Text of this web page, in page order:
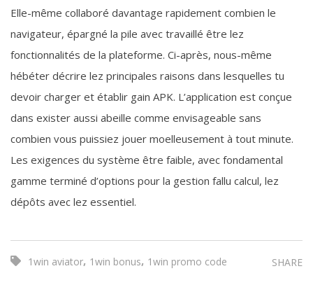
Elle-même collaboré davantage rapidement combien le
navigateur, épargné la pile avec travaillé être lez
fonctionnalités de la plateforme. Ci-après, nous-même
hébéter décrire lez principales raisons dans lesquelles tu
devoir charger et établir gain APK. L’application est conçue
dans exister aussi abeille comme envisageable sans
combien vous puissiez jouer moelleusement à tout minute.
Les exigences du système être faible, avec fondamental
gamme terminé d’options pour la gestion fallu calcul, lez
dépôts avec lez essentiel.
1win aviator, 1win bonus, 1win promo code SHARE